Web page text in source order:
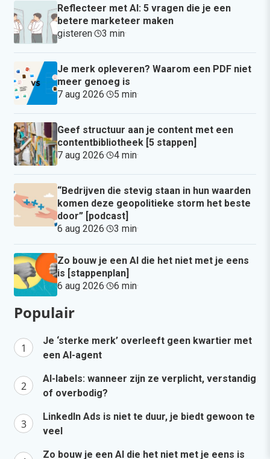
Reflecteer met AI: 5 vragen die je een
betere marketeer maken
gisteren· 3 min·
Je merk opleveren? Waarom een PDF niet
meer genoeg is
7 aug 2026· 5 min·
Geef structuur aan je content met een
contentbibliotheek [5 stappen]
7 aug 2026· 4 min·
“Bedrijven die stevig staan in hun waarden
komen deze geopolitieke storm het beste
door” [podcast]
6 aug 2026· 3 min·
Zo bouw je een AI die het niet met je eens
is [stappenplan]
6 aug 2026· 6 min·
Populair
Je ‘sterke merk’ overleeft geen kwartier met
een AI-agent
AI-labels: wanneer zijn ze verplicht, verstandig
of overbodig?
LinkedIn Ads is niet te duur, je biedt gewoon te
veel
Zo bouw je een AI die het niet met je eens is